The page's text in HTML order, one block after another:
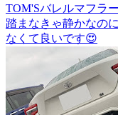
TOM'Sバレルマフラ
踏まなきゃ静かなの
なくて良いです😍